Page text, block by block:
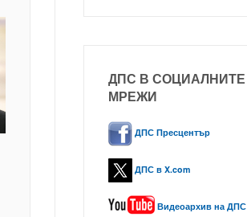
ДПС В СОЦИАЛНИТЕ
МРЕЖИ
ДПС Пресцентър
ДПС в X.com
Видеоархив на ДПС